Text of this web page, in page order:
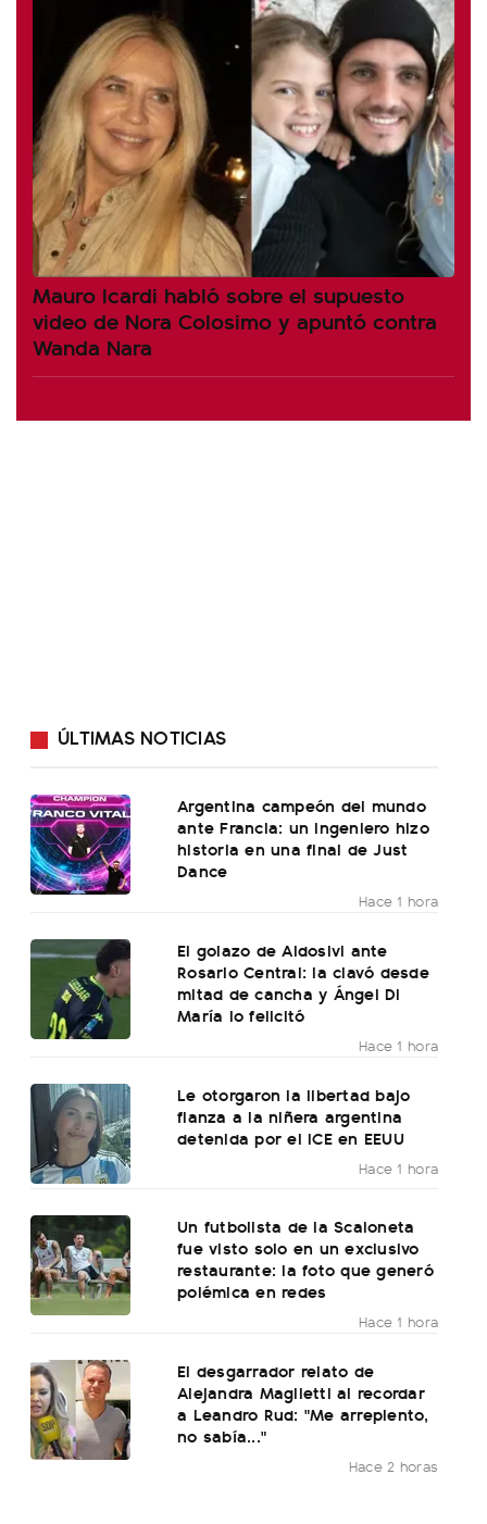
Mauro Icardi habló sobre el supuesto
video de Nora Colosimo y apuntó contra
Wanda Nara
ÚLTIMAS NOTICIAS
Argentina campeón del mundo
ante Francia: un ingeniero hizo
historia en una final de Just
Dance
Hace 1 hora
El golazo de Aldosivi ante
Rosario Central: la clavó desde
mitad de cancha y Ángel Di
María lo felicitó
Hace 1 hora
Le otorgaron la libertad bajo
fianza a la niñera argentina
detenida por el ICE en EEUU
Hace 1 hora
Un futbolista de la Scaloneta
fue visto solo en un exclusivo
restaurante: la foto que generó
polémica en redes
Hace 1 hora
El desgarrador relato de
Alejandra Maglietti al recordar
a Leandro Rud: "Me arrepiento,
no sabía..."
Hace 2 horas